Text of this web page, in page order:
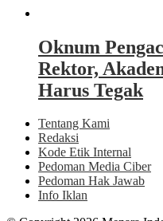
Oknum
Rektor,
Harus Tegak
Tentang Kami
Redaksi
Kode Etik Internal
Pedoman Media Ciber
Pedoman Hak Jawab
Info Iklan